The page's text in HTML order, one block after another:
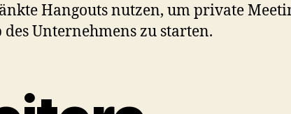
Hangouts nutzen, um private
Unternehmens zu starten.